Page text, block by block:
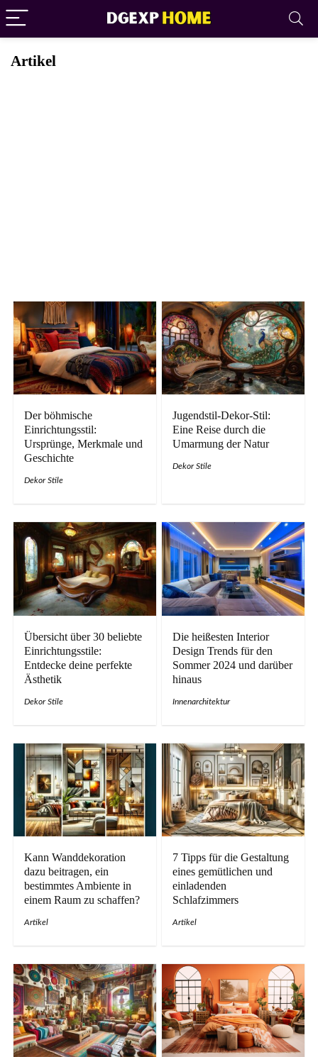
Artikel
Der böhmische
Einrichtungsstil:
Ursprünge, Merkmale und
Geschichte
Dekor Stile
Jugendstil-Dekor-Stil:
Eine Reise durch die
Umarmung der Natur
Dekor Stile
Übersicht über 30 beliebte
Einrichtungsstile:
Entdecke deine perfekte
Ästhetik
Dekor Stile
Die heißesten Interior
Design Trends für den
Sommer 2024 und darüber
hinaus
Innenarchitektur
Kann Wanddekoration
dazu beitragen, ein
bestimmtes Ambiente in
einem Raum zu schaffen?
Artikel
7 Tipps für die Gestaltung
eines gemütlichen und
einladenden
Schlafzimmers
Artikel